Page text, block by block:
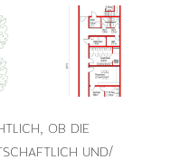
ob die
und/